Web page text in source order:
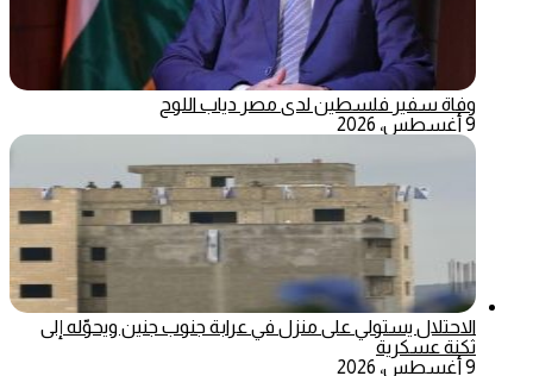
وفاة سفير فلسطين لدى مصر دياب اللوح
9 أغسطس، 2026
الاحتلال يستولي على منزل في عرابة جنوب جنين ويحوّله إلى
ثكنة عسكرية
9 أغسطس، 2026